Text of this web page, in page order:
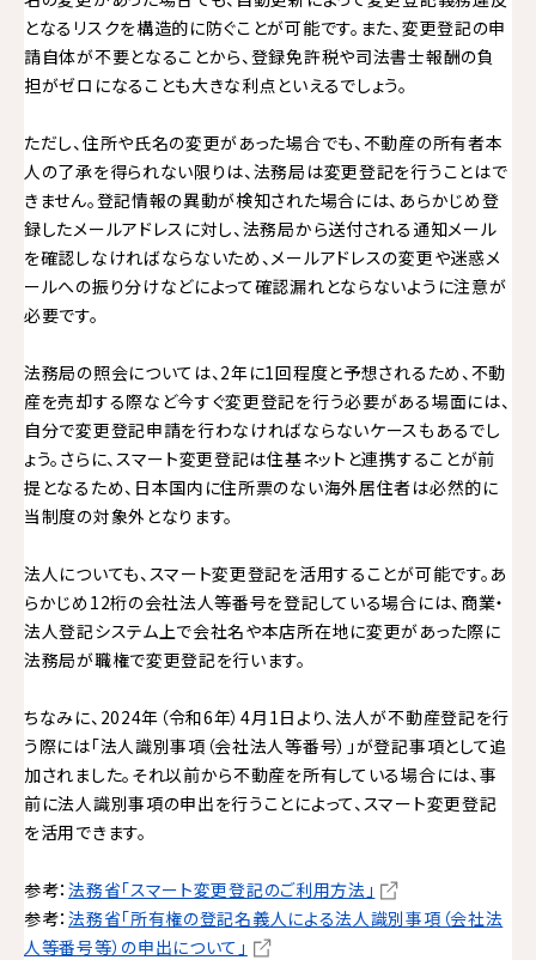
となるリスクを構造的に防ぐことが可能です。また、変更登記の申
請自体が不要となることから、登録免許税や司法書士報酬の負
担がゼロになることも大きな利点といえるでしょう。
ただし、住所や氏名の変更があった場合でも、不動産の所有者本
人の了承を得られない限りは、法務局は変更登記を行うことはで
きません。登記情報の異動が検知された場合には、あらかじめ登
録したメールアドレスに対し、法務局から送付される通知メール
を確認しなければならないため、メールアドレスの変更や迷惑メ
ールへの振り分けなどによって確認漏れとならないように注意が
必要です。
法務局の照会については、2年に1回程度と予想されるため、不動
産を売却する際など今すぐ変更登記を行う必要がある場面には、
自分で変更登記申請を行わなければならないケースもあるでし
ょう。さらに、スマート変更登記は住基ネットと連携することが前
提となるため、日本国内に住所票のない海外居住者は必然的に
当制度の対象外となります。
法人についても、スマート変更登記を活用することが可能です。あ
らかじめ12桁の会社法人等番号を登記している場合には、商業・
法人登記システム上で会社名や本店所在地に変更があった際に
法務局が職権で変更登記を行います。
ちなみに、2024年（令和6年）4月1日より、法人が不動産登記を行
う際には「法人識別事項（会社法人等番号）」が登記事項として追
加されました。それ以前から不動産を所有している場合には、事
前に法人識別事項の申出を行うことによって、スマート変更登記
を活用できます。
参考：法務省「スマート変更登記のご利用方法」
参考：法務省「所有権の登記名義人による法人識別事項（会社法
人等番号等）の申出について」